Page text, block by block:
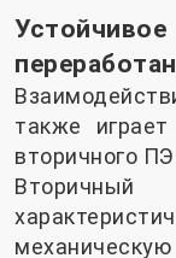
также
вторичного